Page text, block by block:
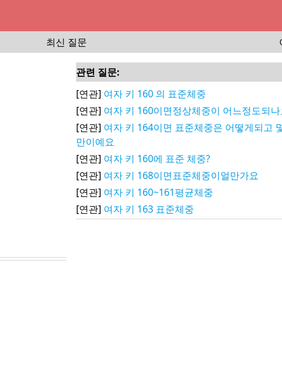
최신 질문
관련 질문:
[연관] 여자 키 160 의 표준체중
[연관] 여자 키 160이면정상체중이 어느정도되나
[연관] 여자 키 164이면 표준체중은 어떻게되고
만이예요
[연관] 여자 키 160에 표준 체중?
[연관] 여자 키 168이면표준체중이얼만가요
[연관] 여자 키 160~161평균체중
[연관] 여자 키 163 표준체중